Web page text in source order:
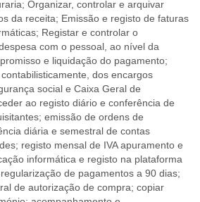
Organizar, controlar e arquivar
da receita; Emissão e registo de faturas
Registar e controlar o
com o pessoal, ao nível da
e liquidação do pagamento;
dos encargos
social e Caixa Geral de
ao registo diário e conferência de
emissão de ordens de
diária e semestral de contas
registo mensal de IVA apuramento e
informática e registo na plataforma
de pagamentos a 90 dias;
de autorização de compra; copiar